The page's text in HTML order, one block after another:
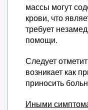
массы могут
крови, что
требует
помощи.
Следует
возникает как
приносить
Иными